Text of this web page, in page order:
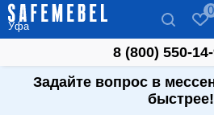
Уфа
0
8 (800) 550-
Задайте вопрос в
быстрее!